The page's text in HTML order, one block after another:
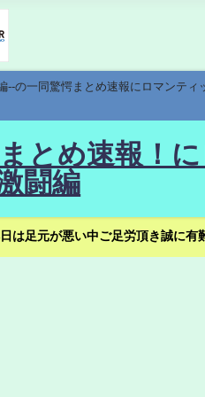
の一同驚愕まとめ速報にロマンティ
とめ速報！
闘編
足元が悪い中ご足労頂き誠に有